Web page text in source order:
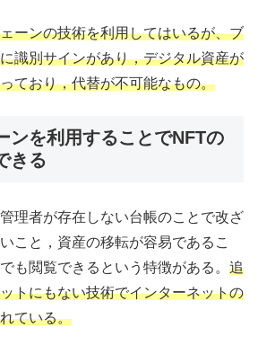
ンの技術を利用してはいるが、ブ
識別サインがあり，デジタル資産が
ており，代替が不可能なもの。
ンを利用することでNFTの
きる
理者が存在しない台帳のことで改ざ
こと，資産の移転が容易であるこ
も閲覧できるという特徴がある。 追
トにもない技術でインターネットの
ている。